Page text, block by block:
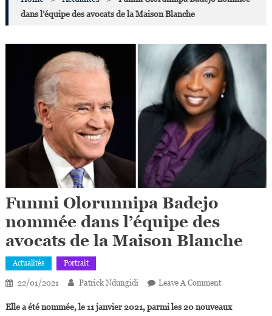
dans l’équipe des avocats de la Maison Blanche
Funmi Olorunnipa Badejo
nommée dans l’équipe des
avocats de la Maison Blanche
Actualités Portrait
22/01/2021 Patrick Ndungidi Leave A CommentOn
Olorunnipa
Elle a été nommée, le 11 janvier 2021, parmi les 20 nouveaux